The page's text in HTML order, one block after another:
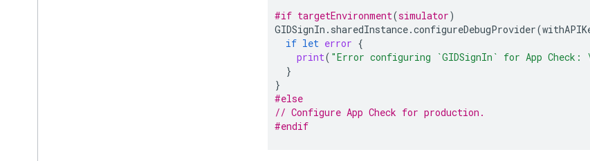
#if targetEnvironment(simulator)
GIDSignIn . sharedInstance.configureDebugProvider(
if let error {
print( "Error configuring `GIDSignIn` for App Check:
}
}
#else
// Configure App Check for production.
#endif